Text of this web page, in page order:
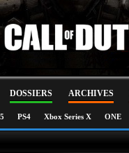
DOSSIERS ARCHIVES
PS4 Xbox Series X ONE